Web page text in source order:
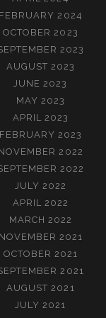
FEBRUARY 2024
OCTOBER 2023
2023
AUGUST 2023
JUNE 2023
MAY 2023
APRIL 2023
FEBRUARY 2023
2022
2022
JULY 2022
APRIL 2022
MARCH 2022
NOVEMBER 2021
OCTOBER 2021
2021
AUGUST 2021
JULY 2021